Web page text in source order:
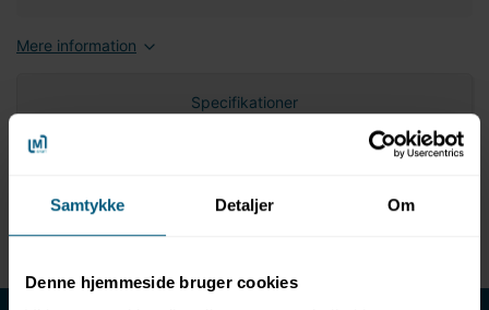
Samtykke Detaljer Om
Denne hjemmeside bruger cookies
Mere information
Specifikationer
Enhed